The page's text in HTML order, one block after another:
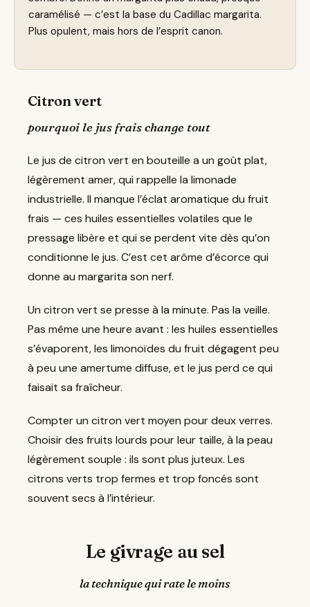
caramélisé — c’est la base du Cadillac margarita.
Plus opulent, mais hors de l’esprit canon.
Citron vert
pourquoi le jus frais change tout
Le jus de citron vert en bouteille a un goût plat,
légèrement amer, qui rappelle la limonade
industrielle. Il manque l’éclat aromatique du fruit
frais — ces huiles essentielles volatiles que le
pressage libère et qui se perdent vite dès qu’on
conditionne le jus. C’est cet arôme d’écorce qui
donne au margarita son nerf.
Un citron vert se presse à la minute. Pas la veille.
Pas même une heure avant : les huiles essentielles
s’évaporent, les limonoïdes du fruit dégagent peu
à peu une amertume diffuse, et le jus perd ce qui
faisait sa fraîcheur.
Compter un citron vert moyen pour deux verres.
Choisir des fruits lourds pour leur taille, à la peau
légèrement souple : ils sont plus juteux. Les
citrons verts trop fermes et trop foncés sont
souvent secs à l’intérieur.
Le givrage au sel
la technique qui rate le moins